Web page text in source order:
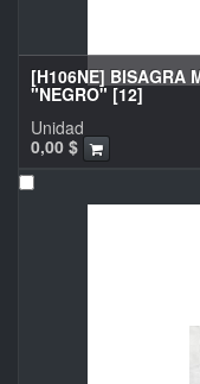
[H106NE] BISAGRA
"NEGRO" [12]
0,00 $
Unidad